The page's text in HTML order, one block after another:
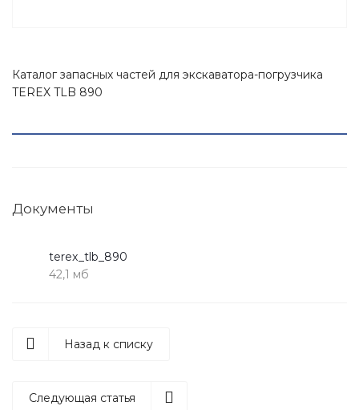
Каталог запасных частей для экскаватора-погрузчика
TEREX TLB 890
Документы
terex_tlb_890
42,1 мб
Назад к списку
Следующая статья